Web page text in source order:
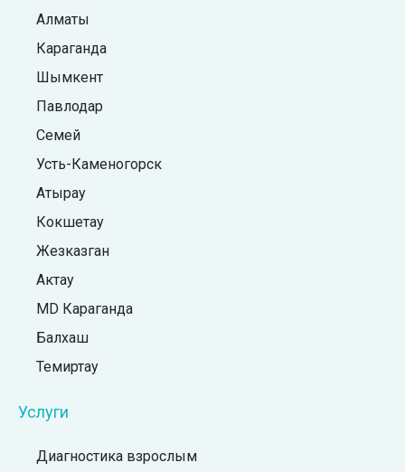
Алматы
Караганда
Шымкент
Павлодар
Семей
Усть-Каменогорск
Атырау
Кокшетау
Жезказган
Актау
MD Караганда
Балхаш
Темиртау
Услуги
Диагностика взрослым